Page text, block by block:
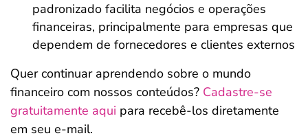
padronizado facilita negócios e operações
financeiras, principalmente para empresas que
dependem de fornecedores e clientes externos
Quer continuar aprendendo sobre o mundo
financeiro com nossos conteúdos? Cadastre-se
gratuitamente aqui para recebê-los diretamente
em seu e-mail.